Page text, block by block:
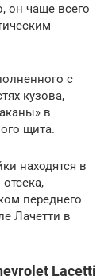
он чаще всего
с
кузова,
в
щита.
находятся в
переднего
Лачетти в
Lacetti